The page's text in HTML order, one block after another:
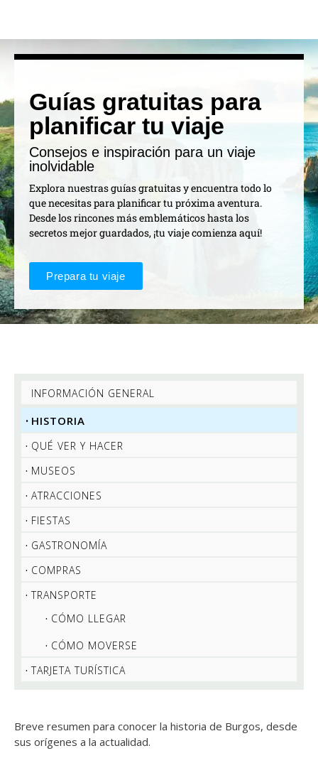
Guías gratuitas para
planificar tu viaje
Consejos e inspiración para un viaje
inolvidable
Explora nuestras guías gratuitas y encuentra todo lo
que necesitas para planificar tu próxima aventura.
Desde los rincones más emblemáticos hasta los
secretos mejor guardados, ¡tu viaje comienza aquí!
Prepara tu viaje
INFORMACIÓN GENERAL
HISTORIA
QUÉ VER Y HACER
MUSEOS
ATRACCIONES
FIESTAS
GASTRONOMÍA
COMPRAS
TRANSPORTE
CÓMO LLEGAR
CÓMO MOVERSE
TARJETA TURÍSTICA
Breve resumen para conocer la historia de Burgos, desde
sus orígenes a la actualidad.